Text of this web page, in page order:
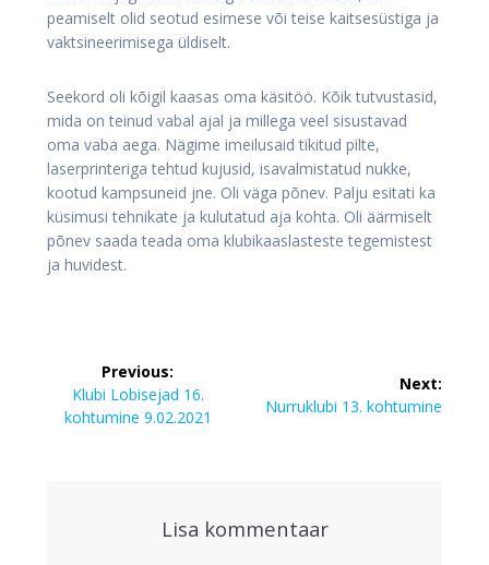
peamiselt olid seotud esimese või teise kaitsesüstiga ja
vaktsineerimisega üldiselt.
Seekord oli kõigil kaasas oma käsitöö. Kõik tutvustasid,
mida on teinud vabal ajal ja millega veel sisustavad
oma vaba aega. Nägime imeilusaid tikitud pilte,
laserprinteriga tehtud kujusid, isavalmistatud nukke,
kootud kampsuneid jne. Oli väga põnev. Palju esitati ka
küsimusi tehnikate ja kulutatud aja kohta. Oli äärmiselt
põnev saada teada oma klubikaaslasteste tegemistest
ja huvidest.
Navigeerimine
Previous:
Previous
post:
Klubi Lobisejad 16.
kohtumine 9.02.2021
Next:
Next
Nurruklubi 13. kohtumine
Lisa kommentaar